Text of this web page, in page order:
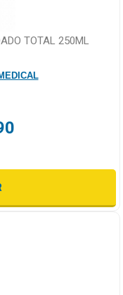
TOTAL 250ML